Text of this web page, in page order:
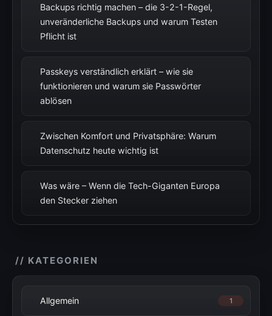
Backups richtig machen – die 3-2-1-Regel,
unveränderliche Backups und warum Testen
Pflicht ist
Passkeys verständlich erklärt – wie sie
funktionieren und warum sie Passwörter
ablösen
Zwischen Komfort und Privatsphäre: Warum
Datenschutz heute wichtig ist
Was wäre – Wenn die Tech-Giganten Europa
den Stecker ziehen
// KATEGORIEN
Allgemein 1